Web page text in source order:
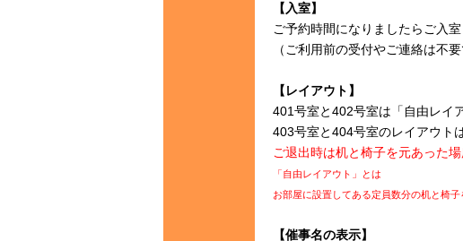
【入室】
ご予約時間になりましたらご入室
（ご利用前の受付やご連絡は不要
【レイアウト】
401号室と402号室は「自由レイ
403号室と404号室のレイアウト
ご退出時は机と椅子を元あった場
「自由レイアウト」とは
お部屋に設置してある定員数分の机と椅
【催事名の表示】